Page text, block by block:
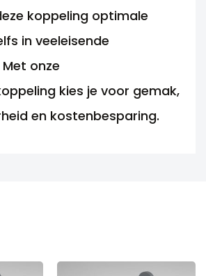
koppeling optimale
in veeleisende
onze
kies je voor gemak,
en kostenbesparing.